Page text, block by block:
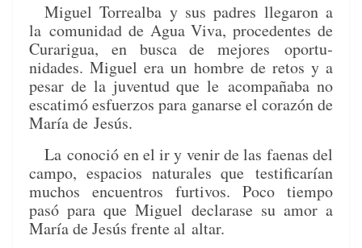
Miguel Tor­re­al­ba y sus padres lle­garon a
la comu­nidad de Agua Viva, proce­dentes de
Curarigua, en bus­ca de mejores opor­tu­
nidades. Miguel era un hom­bre de retos y a
pesar de la juven­tud que leacom­paña­ba no
esca­timó esfuer­zos para ganarse el corazón de
María de Jesús.
Lacono­ció en el ir y venir de las fae­nas del
cam­po, espa­cios nat­u­rales que tes­ti­fi­carían
muchos encuen­tros furtivos. Poco tiem­po
pasó para que Migueldeclarase su amor a
María de Jesús frente al altar.